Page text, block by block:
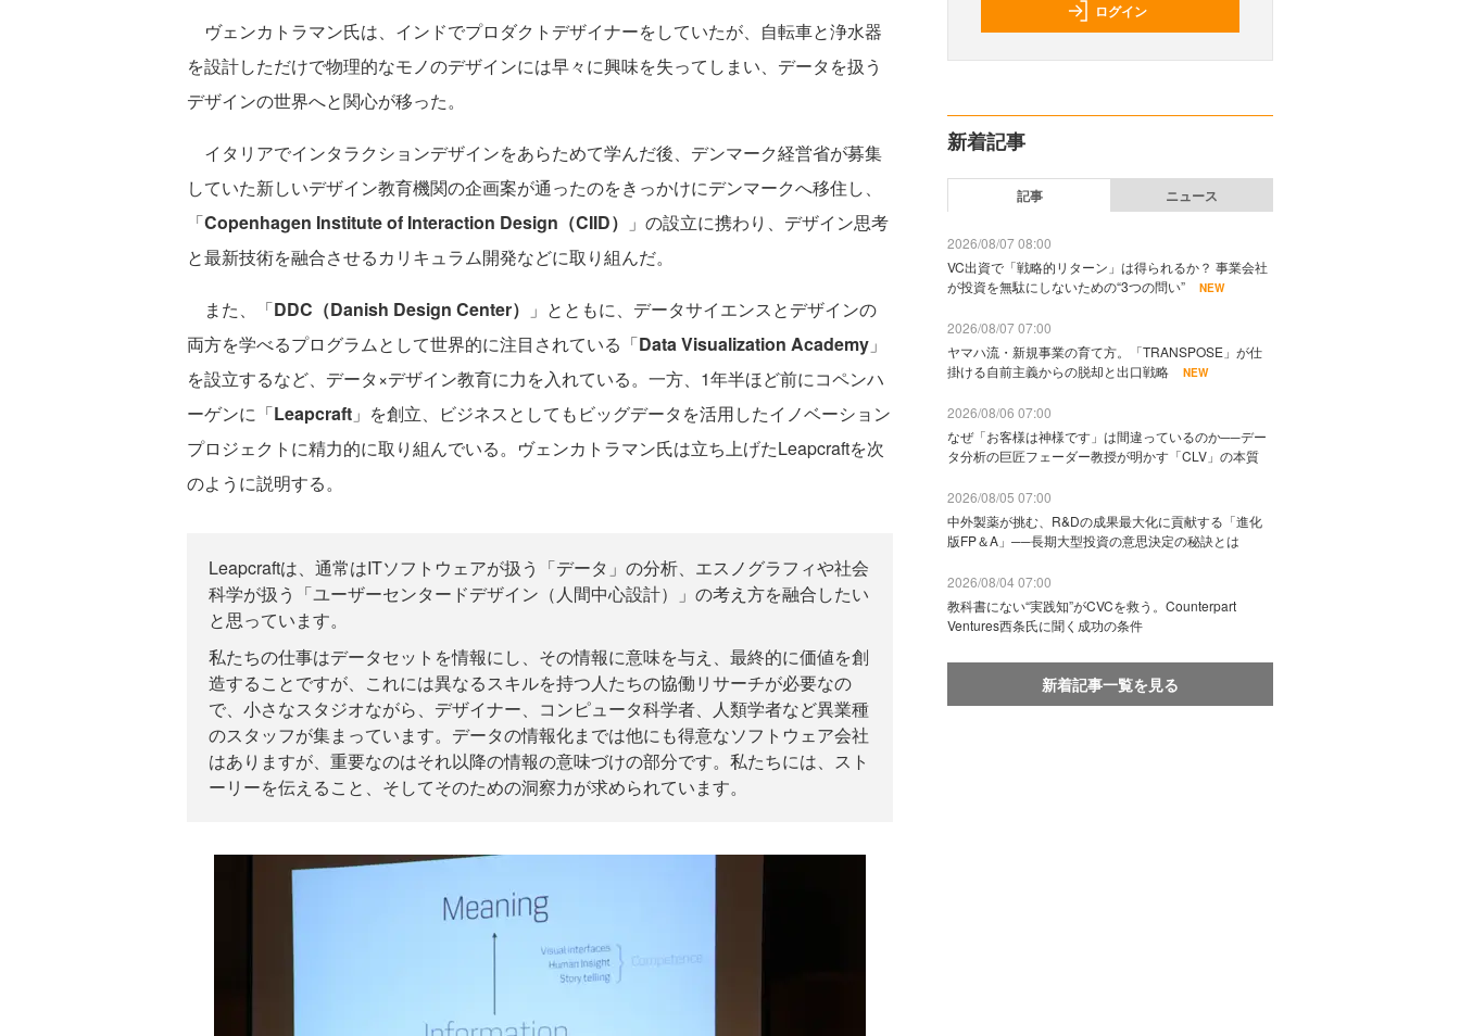
ヴェンカトラマン氏は、インドでプロダクトデザイナーをしていたが、自転車と浄水器
を設計しただけで物理的なモノのデザインには早々に興味を失ってしまい、データを扱う
デザインの世界へと関心が移った。
イタリアでインタラクションデザインをあらためて学んだ後、デンマーク経営省が募集
していた新しいデザイン教育機関の企画案が通ったのをきっかけにデンマークへ移住し、
「Copenhagen Institute of Interaction Design（CIID）
」の設立に携わり、デザイン思考
と最新技術を融合させるカリキュラム開発などに取り組んだ。
また、「DDC（Danish Design Center）
」とともに、データサイエンスとデザインの
両方を学べるプログラムとして世界的に注目されている「Data Visualization Academy 」
を設立するなど、データ×デザイン教育に力を入れている。一方、1年半ほど前にコペンハ
ーゲンに「Leapcraft 」を創立、ビジネスとしてもビッグデータを活用したイノベーション
プロジェクトに精力的に取り組んでいる。ヴェンカトラマン氏は立ち上げたLeapcraftを次
のように説明する。
Leapcraftは、通常はITソフトウェアが扱う「データ」の分析、エスノグラフィや社会
科学が扱う「ユーザーセンタードデザイン（人間中心設計）」の考え方を融合したい
と思っています。
私たちの仕事はデータセットを情報にし、その情報に意味を与え、最終的に価値を創
造することですが、これには異なるスキルを持つ人たちの協働リサーチが必要なの
で、小さなスタジオながら、デザイナー、コンピュータ科学者、人類学者など異業種
のスタッフが集まっています。データの情報化までは他にも得意なソフトウェア会社
はありますが、重要なのはそれ以降の情報の意味づけの部分です。私たちには、スト
ーリーを伝えること、そしてそのための洞察力が求められています。
ログイン
新着記事
記事 ニュース
2026/08/07 08:00
VC出資で「戦略的リターン」は得られるか？ 事業会社
が投資を無駄にしないための“3つの問い”
NEW
2026/08/07 07:00
ヤマハ流・新規事業の育て方。「TRANSPOSE」が仕
掛ける自前主義からの脱却と出口戦略
NEW
2026/08/06 07:00
なぜ「お客様は神様です」は間違っているのか──デー
タ分析の巨匠フェーダー教授が明かす「CLV」の本質
2026/08/05 07:00
中外製薬が挑む、R&Dの成果最大化に貢献する「進化
版FP＆A」──長期大型投資の意思決定の秘訣とは
2026/08/04 07:00
教科書にない“実践知”がCVCを救う。Counterpart
Ventures西条氏に聞く成功の条件
新着記事一覧を見る